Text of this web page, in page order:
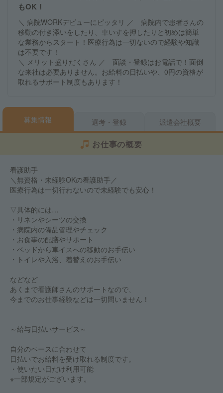
もOK！
＼ 病院WORKデビューにピッタリ ／ 病院内で患者さんの
移動の付き添いをしたり、車いすを押したりと初めは簡単
な業務からスタート！医療行為は一切ないので経験や知識
は不要です！
＼ メリット盛りだくさん ／ 面談・登録はお電話で！面倒
な来社は必要ありません。お給料の日払いや、0円の資格が
取れるサポート制度もあります！
募集情報 選考・登録 派遣会社概要
お仕事の概要
看護助手
＼無資格・未経験OKの看護助手／
医療行為は一切行わないので未経験でも安心！
▽具体的には…
・リネンやシーツの交換
・病院内の備品管理やチェック
・お食事の配膳やサポート
・ベッドから車イスへの移動のお手伝い
・トイレや入浴、着替えのお手伝い
などなど
あくまで看護師さんのサポートなので、
今までのお仕事経験などは一切問いません！
～給与日払いサービス～
自分のペースに合わせて
日払いでお給料を受け取れる制度です。
・使いたい日だけ利用可能
※一部規定がございます。